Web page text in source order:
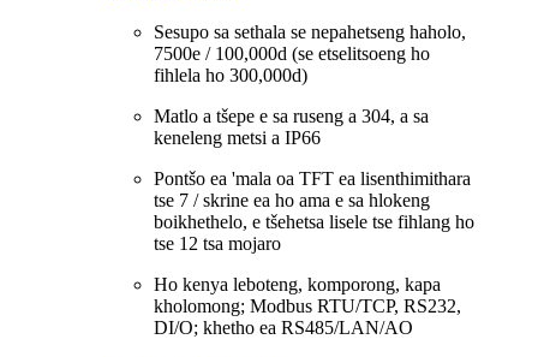
Sesupo sa sethala se nepahetseng haholo,
7500e / 100,000d (se etselitsoeng ho
fihlela ho 300,000d)
Matlo a tšepe e sa ruseng a 304, a sa
keneleng metsi a IP66
Pontšo ea 'mala oa TFT ea lisenthimithara
tse 7 / skrine ea ho ama e sa hlokeng
boikhethelo, e tšehetsa lisele tse fihlang ho
tse 12 tsa mojaro
Ho kenya leboteng, komporong, kapa
kholomong; Modbus RTU/TCP, RS232,
DI/O; khetho ea RS485/LAN/AO